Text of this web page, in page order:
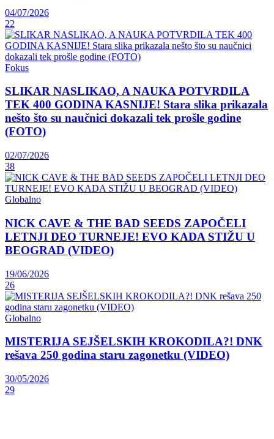
04/07/2026
22
Fokus
SLIKAR NASLIKAO, A NAUKA POTVRDILA
TEK 400 GODINA KASNIJE! Stara slika prikazala
nešto što su naučnici dokazali tek prošle godine
(FOTO)
02/07/2026
38
Globalno
NICK CAVE & THE BAD SEEDS ZAPOČELI
LETNJI DEO TURNEJE! EVO KADA STIŽU U
BEOGRAD (VIDEO)
19/06/2026
26
Globalno
MISTERIJA SEJŠELSKIH KROKODILA?! DNK
rešava 250 godina staru zagonetku (VIDEO)
30/05/2026
29